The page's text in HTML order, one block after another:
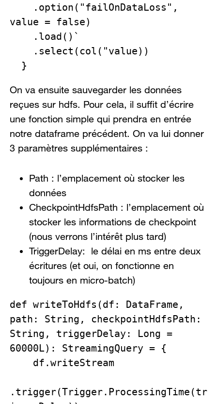
value = false)
  }
On va ensuite sauvegarder les données
reçues sur hdfs. Pour cela, il suffit d’écrire
une fonction simple qui prendra en entrée
notre dataframe précédent. On va lui donner
3 paramètres supplémentaires :
Path : l’emplacement où stocker les
données
CheckpointHdfsPath : l’emplacement où
stocker les informations de checkpoint
(nous verrons l’intérêt plus tard)
TriggerDelay: le délai en ms entre deux
écritures (et oui, on fonctionne en
toujours en micro-batch)
def writeToHdfs(df: DataFrame,
path: String, checkpointHdfsPath:
String, triggerDelay: Long =
60000L): StreamingQuery = {
.trigger(Trigger.ProcessingTime(tr